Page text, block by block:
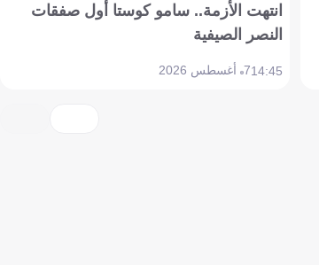
انتهت الأزمة.. سامو كوستا أول صفقات
النصر الصيفية
14:457 أغسطس 2026